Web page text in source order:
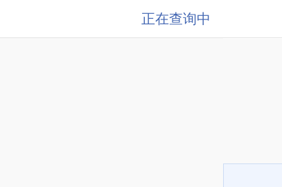
正在查询中